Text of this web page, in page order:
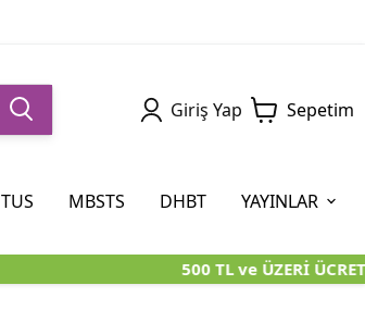
Giriş Yap Sepetim
AYT
ÖABT
5. SINIF (İOKBS)
TUS MBSTS DHBT YAYINLAR
500 TL ve ÜZERİ